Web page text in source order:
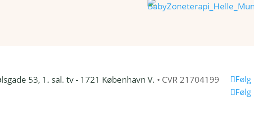
53, 1. sal. tv - 1721 København V. • CVR 21704199
Følg
Følg